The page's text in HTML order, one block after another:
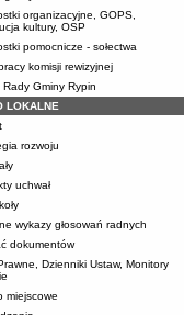
organizacyjne, GOPS,
kultury, OSP
pomocnicze - sołectwa
komisji rewizyjnej
Rady Gminy Rypin
LOKALNE
rozwoju
uchwał
wykazy głosowań radnych
dokumentów
Dzienniki Ustaw, Monitory
miejscowe